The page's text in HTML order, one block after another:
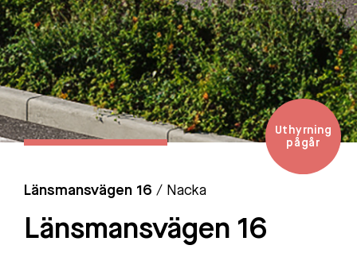
Uthyrning
pågår
Länsmansvägen 16 / Nacka
Länsmansvägen 16